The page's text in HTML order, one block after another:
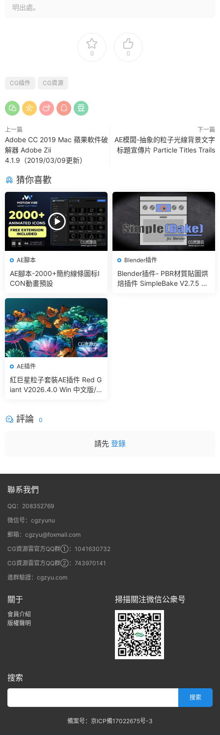
明出處。
0 0
CG插件 CG資源
上一篇
Adobe CC 2019 Mac 蘋果軟件破
解器 Adobe Zii
4.1.9（2019/03/09更新）
下一篇
AE模闆-抽象的粒子光線背景文字
标題宣傳片 Particle Titles Trails
猜你喜歡
AE腳本
AE腳本-2000+簡約線條圖标I
CON動畫預設
Blender插件
Blender插件- PBR材質貼圖烘
焙插件 SimpleBake V2.7.5 –
AE插件
紅巨星粒子套裝AE插件 Red G
iant V2026.4.0 Win 中文版/
評論 0
請先 登錄
聯系我們
QQ：208352769
微信号：cgzyunu
郵箱：cgzyu@foxmail.com
CG資源雲官方QQ群①：1041630732
CG資源雲官方QQ群②：743970141
進群驗證：cgzyu.com
關于
會員介紹
版權聲明
掃描關注微信公衆号
搜索
備案号：京ICP備17022675号-3